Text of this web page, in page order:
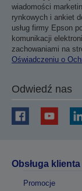
wiadomości
rynkowych i ankiet
usług firmy Epson
komunikacji
zachowaniami na
Oświadczeniu o
Odwiedź nas
Obsługa klienta
Promocje